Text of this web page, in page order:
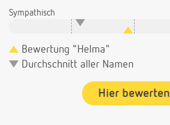
Sympathisch
Bewertung "Helma"
Durchschnitt aller Namen
Hier bewerten